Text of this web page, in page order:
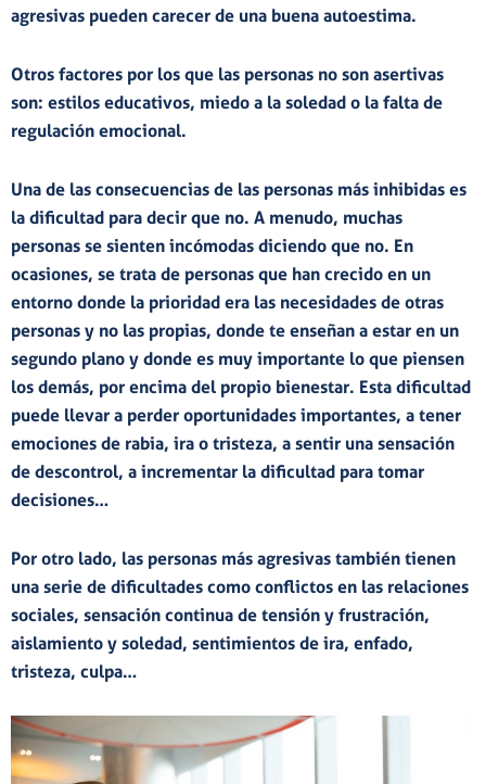
agresivas pueden carecer de una buena autoestima.
Otros factores por los que las personas no son asertivas
son: estilos educativos, miedo a la soledad o la falta de
regulación emocional.
Una de las consecuencias de las personas más inhibidas es
la dificultad para decir que no. A menudo, muchas
personas se sienten incómodas diciendo que no. En
ocasiones, se trata de personas que han crecido en un
entorno donde la prioridad era las necesidades de otras
personas y no las propias, donde te enseñan a estar en un
segundo plano y donde es muy importante lo que piensen
los demás, por encima del propio bienestar. Esta dificultad
puede llevar a perder oportunidades importantes, a tener
emociones de rabia, ira o tristeza, a sentir una sensación
de descontrol, a incrementar la dificultad para tomar
decisiones…
Por otro lado, las personas más agresivas también tienen
una serie de dificultades como conflictos en las relaciones
sociales, sensación continua de tensión y frustración,
aislamiento y soledad, sentimientos de ira, enfado,
tristeza, culpa…